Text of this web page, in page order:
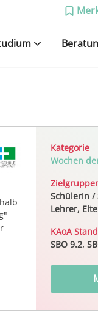
Kategorie
Wochen
Schülerin /
Lehrer,
KAoA
SBO 9.2,